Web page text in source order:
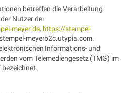
betreffen die Verarbeitung
Nutzer der
meyer.de, https://stempel-
meyerb2c.utypia.com.
Informations- und
vom Telemediengesetz (TMG) im
bezeichnet.